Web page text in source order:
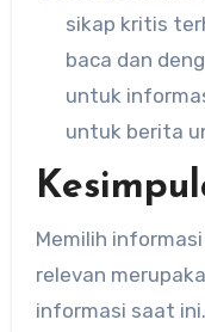
sikap kritis
baca dan
untuk
untuk berita
Memilih
relevan
informasi saat